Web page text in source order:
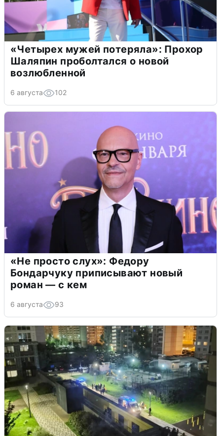
«Четырех мужей потеряла»: Прохор
Шаляпин проболтался о новой
возлюбленной
6 августа 102
«Не просто слух»: Федору
Бондарчуку приписывают новый
роман — с кем
6 августа 93